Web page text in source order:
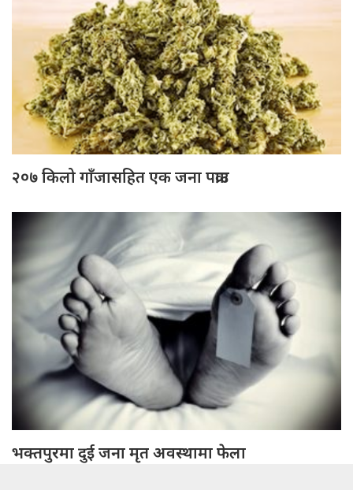
२०७ किलो गाँजासहित एक जना पक्राउ
भक्तपुरमा दुई जना मृत अवस्थामा फेला